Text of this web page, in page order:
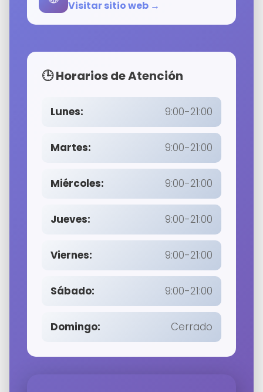
Visitar sitio web →
🕒 Horarios de Atención
Lunes: 9:00-21:00
Martes: 9:00-21:00
Miércoles: 9:00-21:00
Jueves: 9:00-21:00
Viernes: 9:00-21:00
Sábado: 9:00-21:00
Domingo: Cerrado